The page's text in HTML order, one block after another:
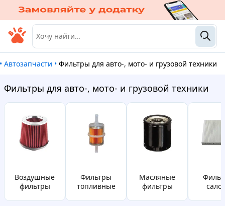
• Автозапчасти • Фильтры для авто-, мото- и грузовой техники
Фильтры для авто-, мото- и грузовой техники
Воздушные
фильтры
фильтры
топливные
Масляные
фильтры
фильтры